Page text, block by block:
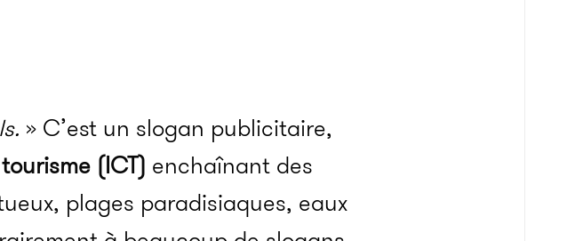
» C’est un slogan publicitaire,
(ICT) enchaînant des
plages paradisiaques, eaux